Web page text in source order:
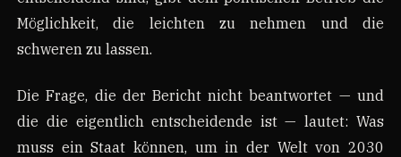
Möglichkeit, die leichten zu nehmen und die
schweren zu lassen.
Die Frage, die der Bericht nicht beantwortet — und
die die eigentlich entscheidende ist — lautet: Was
muss ein Staat können, um in der Welt von 2030